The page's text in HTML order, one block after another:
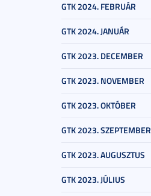
GTK 2024. FEBRUÁR
GTK 2024. JANUÁR
GTK 2023. DECEMBER
GTK 2023. NOVEMBER
GTK 2023. OKTÓBER
GTK 2023. SZEPTEMBER
GTK 2023. AUGUSZTUS
GTK 2023. JÚLIUS